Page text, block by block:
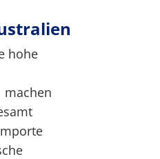
hohe
machen